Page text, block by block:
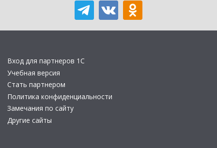
Вход для партнеров 1С
Учебная версия
Стать партнером
Политика конфиденциальности
Замечания по сайту
Другие сайты